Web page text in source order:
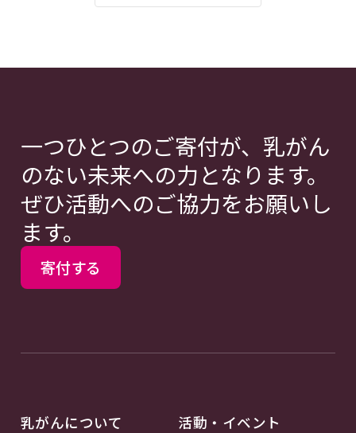
一つひとつのご寄付が、乳がん
のない未来への力となります。
ぜひ活動へのご協力をお願いし
ます。
寄付する
乳がんについて 活動・イベント